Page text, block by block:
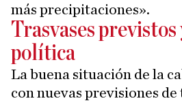
más precipitaciones».
Trasvases
política
La buena situación de la
con nuevas previsiones